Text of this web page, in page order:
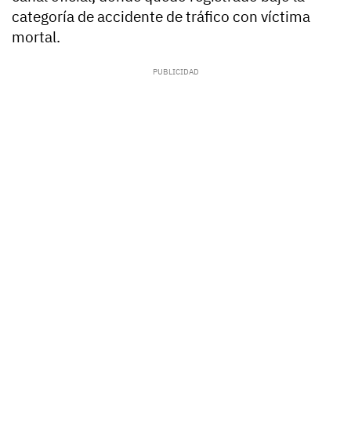
categoría de accidente de tráfico con víctima
mortal.